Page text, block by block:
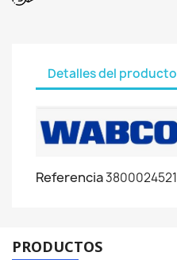
Detalles del producto
Referencia3800024521
PRODUCTOS